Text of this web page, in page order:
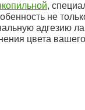
,
не
адгезию
цвета